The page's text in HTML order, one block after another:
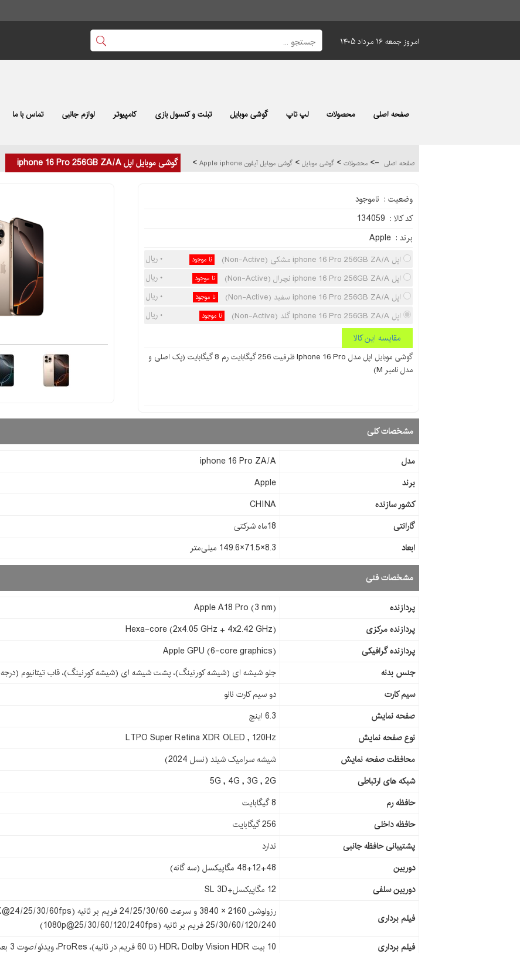
امروز جمعه ۱۶ مرداد ۱۴۰۵
صفحه اصلی محصولات لپ تاپ گوشی موبایل تبلت و کنسول بازی کامپیوتر لوازم جانبی تماس با ما
صفحه اصلی -> محصولات > گوشی موبایل > گوشی موبایل آیفون Apple iphone > گوشی موبایل اپل iphone 16 Pro 256GB ZA/A
وضعیت : ناموجود
کد کالا : 134059
برند : Apple
۰ ریال اپل iphone 16 Pro 256GB ZA/A مشکی (Non-Active) نا موجود
۰ ریال اپل iphone 16 Pro 256GB ZA/A نچرال (Non-Active) نا موجود
۰ ریال اپل iphone 16 Pro 256GB ZA/A سفید (Non-Active) نا موجود
۰ ریال اپل iphone 16 Pro 256GB ZA/A گلد (Non-Active) نا موجود
مقایسه این کالا
گوشی موبايل اپل مدل Iphone 16 Pro ظرفیت 256 گیگابایت رم 8 گیگابایت (پک اصلی و
مدل نامبر M)
مشخصات کلی
مدل
iphone 16 Pro ZA/A
برند
Apple
کشور سازنده
CHINA
گارانتی
18ماه شرکتی
ابعاد
8.3×71.5×149.6 میلی‌متر
مشخصات فنی
پردازنده
Apple A18 Pro (3 nm)
پردازنده مرکزی
Hexa-core (2x4.05 GHz + 4x2.42 GHz)
پردازنده گرافیکی
Apple GPU (6-core graphics)
جنس بدنه
جلو شیشه ای (شیشه کورنینگ)، پشت شیشه ای (شیشه کورنینگ)، قاب تیتانیوم (درجه 5)
سیم کارت
دو سیم کارت نانو
صفحه نمایش
6.3 اینچ
نوع صفحه نمایش
LTPO Super Retina XDR OLED , 120Hz
محافظت صفحه نمایش
شیشه سرامیک شیلد (نسل 2024)
شبکه های ارتباطی
5G , 4G , 3G , 2G
حافظه رم
8 گیگابایت
حافظه داخلی
256 گیگابایت
پشتیبانی حافظه جانبی
ندارد
دوربین
48+12+48 مگاپیکسل (سه گانه)
دوربین سلفی
12 مگاپیکسل+SL 3D
فیلم برداری
25/30/60/120/240 فریم بر ثانیه (1080p@25/30/60/120/240fps)
فیلم برداری
10 بیت HDR، Dolby Vision HDR (تا 60 فریم در ثانیه)، ProRes، ویدئو/صوت 3 بعدی ، ضبط صدای استریو